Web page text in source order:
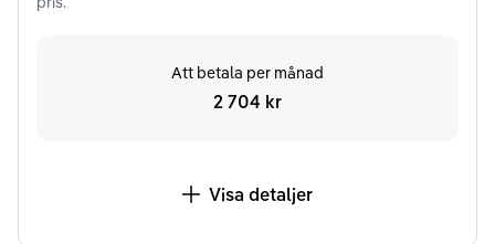
Att betala per månad
2 704 kr
Visa detaljer